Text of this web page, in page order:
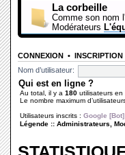
La corbeille
Comme son nom
Modérateurs
CONNEXION • INSCRIPTION
Nom d’utilisateur:
Qui est en ligne ?
Au total, il y a 180 utilisateurs en
Le nombre maximum
Utilisateurs inscrits : Google [Bot]
Légende :: Administrateurs